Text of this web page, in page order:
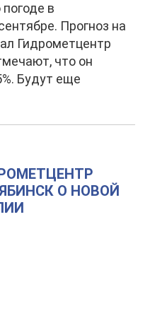
в
Прогноз на
Гидрометцентр
что он
Будут еще
О НОВОЙ